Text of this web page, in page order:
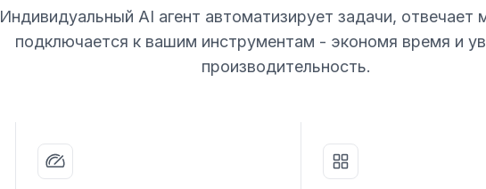
Индивидуальный AI агент автоматизирует задачи, отвечает
подключается к вашим инструментам - экономя время и
производительность.